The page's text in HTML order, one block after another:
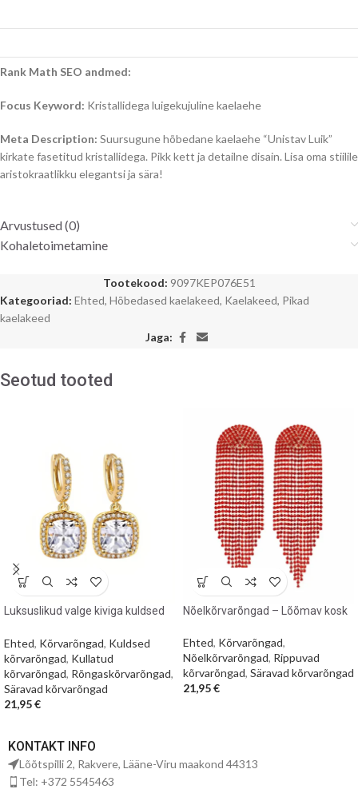
Rank Math SEO andmed:
Focus Keyword: Kristallidega luigekujuline kaelaehe
Meta Description: Suursugune hõbedane kaelaehe “Unistav Luik”
kirkate fasetitud kristallidega. Pikk kett ja detailne disain. Lisa oma stiilile
aristokraatlikku elegantsi ja sära!
Arvustused (0)
Kohaletoimetamine
Tootekood: 9097KEP076E51
Kategooriad: Ehted, Hõbedased kaelakeed, Kaelakeed, Pikad
kaelakeed
Jaga:
Seotud tooted
Luksuslikud valge kiviga kuldsed
Ehted, Kõrvarõngad, Kuldsed
kõrvarõngad, Kullatud
kõrvarõngad, Rõngaskõrvarõngad,
Säravad kõrvarõngad
21,95€
Nõelkõrvarõngad – Lõõmav kosk
Ehted, Kõrvarõngad,
Nõelkõrvarõngad, Rippuvad
kõrvarõngad, Säravad kõrvarõngad
21,95€
KONTAKT INFO
Lõõtspilli 2, Rakvere, Lääne-Viru maakond 44313
Tel: +372 5545463